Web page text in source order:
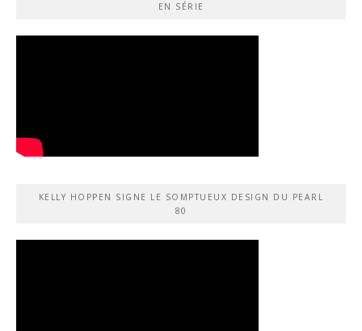
EN SÉRIE
KELLY HOPPEN SIGNE LE SOMPTUEUX DESIGN DU PEARL
80